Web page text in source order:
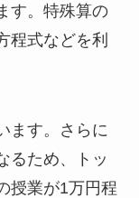
す。特殊算の
程式などを利
ます。さらに
るため、トッ
授業が1万円程